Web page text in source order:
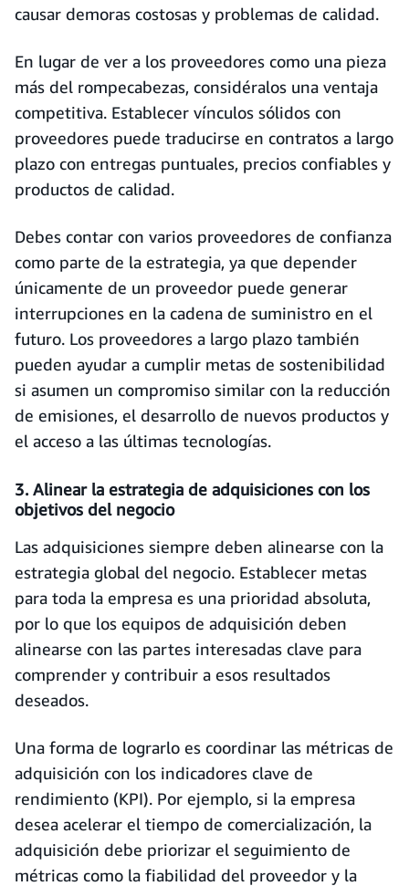
causar demoras costosas y problemas de calidad.
En lugar de ver a los proveedores como una pieza
más del rompecabezas, considéralos una ventaja
competitiva. Establecer vínculos sólidos con
proveedores puede traducirse en contratos a largo
plazo con entregas puntuales, precios confiables y
productos de calidad.
Debes contar con varios proveedores de confianza
como parte de la estrategia, ya que depender
únicamente de un proveedor puede generar
interrupciones en la cadena de suministro en el
futuro. Los proveedores a largo plazo también
pueden ayudar a cumplir metas de sostenibilidad
si asumen un compromiso similar con la reducción
de emisiones, el desarrollo de nuevos productos y
el acceso a las últimas tecnologías.
3. Alinear la estrategia de adquisiciones con los
objetivos del negocio
Las adquisiciones siempre deben alinearse con la
estrategia global del negocio. Establecer metas
para toda la empresa es una prioridad absoluta,
por lo que los equipos de adquisición deben
alinearse con las partes interesadas clave para
comprender y contribuir a esos resultados
deseados.
Una forma de lograrlo es coordinar las métricas de
adquisición con los indicadores clave de
rendimiento (KPI). Por ejemplo, si la empresa
desea acelerar el tiempo de comercialización, la
adquisición debe priorizar el seguimiento de
métricas como la fiabilidad del proveedor y la